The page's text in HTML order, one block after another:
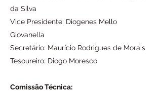
da Silva
Vice Presidente: Diogenes Mello
Giovanella
Secretário: Maurício Rodrigues de Morais
Tesoureiro: Diogo Moresco
Comissão Técnica: